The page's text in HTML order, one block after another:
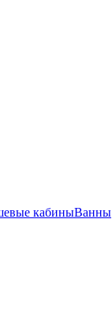
кабиныВанны